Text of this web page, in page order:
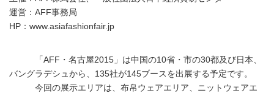
運営：AFF事務局
HP：www.asiafashionfair.jp
「AFF・名古屋2015」は中国の10省・市の30都及び日本、
バングラデシュから、135社が145ブースを出展する予定です。
今回の展示エリアは、布帛ウェアエリア、ニットウェアエ